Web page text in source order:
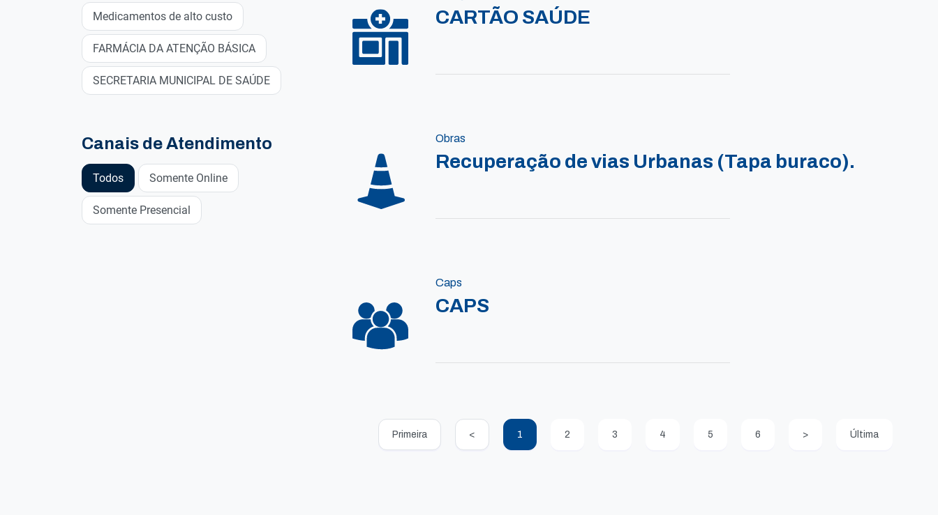
Medicamentos de alto custo
FARMÁCIA DA ATENÇÃO BÁSICA
SECRETARIA MUNICIPAL DE SAÚDE
Canais de Atendimento
Todos Somente Online
Somente Presencial
CARTÃO SAÚDE
Obras
Recuperação de vias Urbanas (Tapa buraco).
Caps
CAPS
Primeira < 1 2 3 4 5 6 > Última